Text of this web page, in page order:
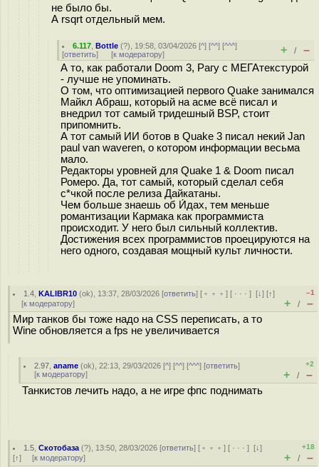
не было бы.
А rsqrt отдельный мем.
6.117 ,Bottle (?), 19:58, 03/04/2026 [^] [^^] [^^^]
[ответить] [к модератору] + / –
А то, как работали Doom 3, Рагу с МЕГАтекстурой
- лучше не упоминать.
О том, что оптимизацией первого Quake занимался
Майкл Абраш, который на асме всё писал и
внедрил тот самый тридешный BSP, стоит
припомнить.
А тот самый ИИ ботов в Quake 3 писал некий Jan
paul van waveren, о котором информации весьма
мало.
Редакторы уровней для Quake 1 & Doom писал
Ромеро. Да, тот самый, который сделал себя
с*чкой после релиза Дайкатаны.
Чем больше знаешь об И́дах, тем меньше
романтизации Кармака как программиста
происходит. У него был сильный коллектив.
Достижения всех программистов проецируются на
него одного, создавая мощный культ личности.
1.4 ,KALIBR10 (ok), 13:37, 28/03/2026 [ответить] [ ﹢﹢﹢] [ · · ·][↓] [↑]
[к модератору]
–1
+ / –
Мир танков бы тоже надо на CSS переписать, а то
Wine обновляется а fps не увеличивается
2.97 ,aname (ok), 22:13, 29/03/2026 [^] [^^] [^^^] [ответить]
[к модератору]
+2
+ / –
Танкистов лечить надо, а не игре фпс поднимать
1.5 ,Скотобаза (?), 13:50, 28/03/2026 [ответить] [ ﹢﹢﹢] [ · · ·][↓]
[↑] [к модератору]
+18
+ / –